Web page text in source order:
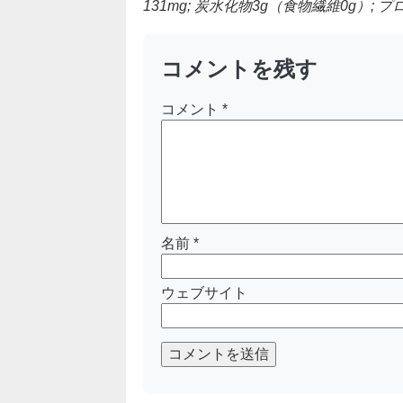
131mg; 炭水化物3g（食物繊維0g）; プ
コメントを残す
コメント *
名前 *
ウェブサイト
コメントを送信